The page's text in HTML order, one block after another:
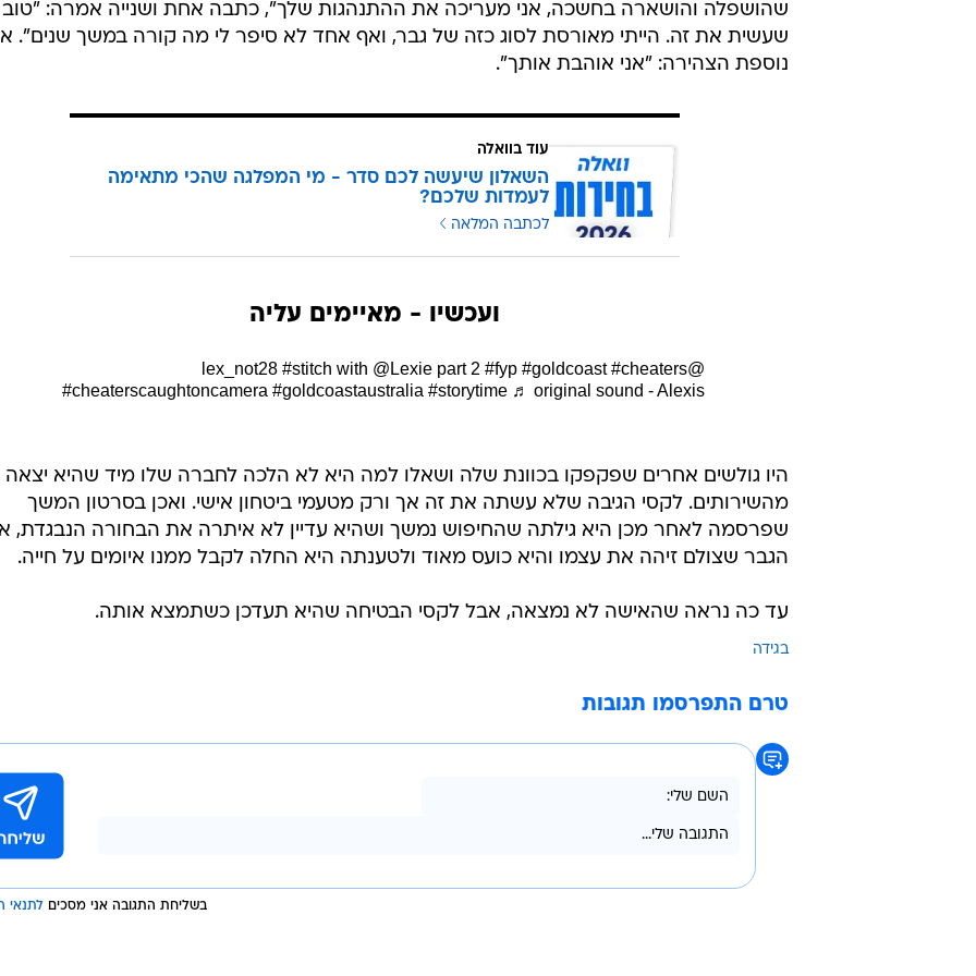
שהושפלה והושארה בחשכה, אני מעריכה את ההתנהגות שלך", כתבה אחת ושנייה אמרה: "טוב
שעשית את זה. הייתי מאורסת לסוג כזה של גבר, ואף אחד לא סיפר לי מה קורה במשך שנים".
נוספת הצהירה: "אני אוהבת אותך".
עוד בוואלה
השאלון שיעשה לכם סדר - מי המפלגה שהכי מתאימה
לעמדות שלכם?
לכתבה המלאה
ועכשיו - מאיימים עליה
@lex_not28
#stitch with @Lexie part 2 #fyp #goldcoast #cheaters
#cheaterscaughtoncamera #goldcoastaustralia #storytime ♬ original sound - Alexis
היו גולשים אחרים שפקפקו בכוונת שלה ושאלו למה היא לא הלכה לחברה שלו מיד שהיא יצאה
מהשירותים. לקסי הגיבה שלא עשתה את זה אך ורק מטעמי ביטחון אישי. ואכן בסרטון המשך
שפרסמה לאחר מכן היא גילתה שהחיפוש נמשך ושהיא עדיין לא איתרה את הבחורה הנבגדת,
הגבר שצולם זיהה את עצמו והיא כועס מאוד ולטענתה היא החלה לקבל ממנו איומים על חייה.
עד כה נראה שהאישה לא נמצאה, אבל לקסי הבטיחה שהיא תעדכן כשתמצא אותה.
בגידה
טרם התפרסמו תגובות
בשליחת התגובה אני מסכים לתנאי